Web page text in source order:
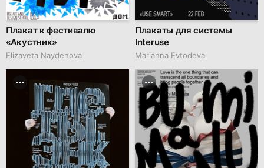
Плакат к фестивалю
«Акустник»
Elizaveta Naydenova
Плакаты для системы
Interuse
Marianna Evtodeva